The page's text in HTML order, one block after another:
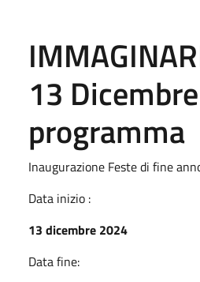
13
programma
Inaugurazione Feste di fine
Data inizio :
13 dicembre 2024
Data fine: